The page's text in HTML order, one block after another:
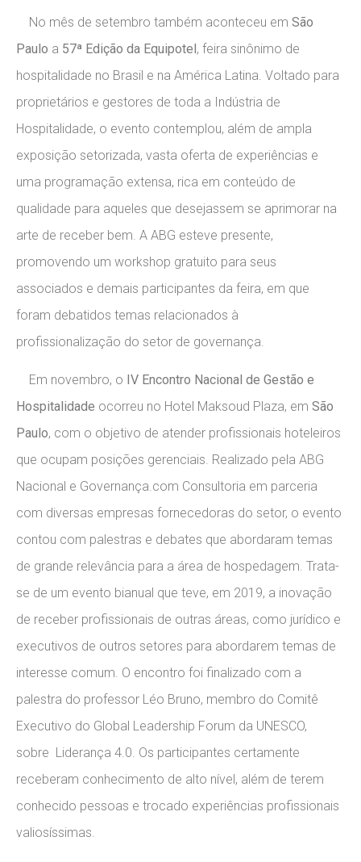
No mês de setembro também aconteceu em São
Paulo a 57ª Edição da Equipotel, feira sinônimo de
hospitalidade no Brasil e na América Latina. Voltado para
proprietários e gestores de toda a Indústria de
Hospitalidade, o evento contemplou, além de ampla
exposição setorizada, vasta oferta de experiências e
uma programação extensa, rica em conteúdo de
qualidade para aqueles que desejassem se aprimorar na
arte de receber bem. A ABG esteve presente,
promovendo um workshop gratuito para seus
associados e demais participantes da feira, em que
foram debatidos temas relacionados à
profissionalização do setor de governança.
Em novembro, o IV Encontro Nacional de Gestão e
Hospitalidade ocorreu no Hotel Maksoud Plaza, em São
Paulo, com o objetivo de atender profissionais hoteleiros
que ocupam posições gerenciais. Realizado pela ABG
Nacional e Governança.com Consultoria em parceria
com diversas empresas fornecedoras do setor, o evento
contou com palestras e debates que abordaram temas
de grande relevância para a área de hospedagem. Trata-
se de um evento bianual que teve, em 2019, a inovação
de receber profissionais de outras áreas, como jurídico e
executivos de outros setores para abordarem temas de
interesse comum. O encontro foi finalizado com a
palestra do professor Léo Bruno, membro do Comitê
Executivo do Global Leadership Forum da UNESCO,
sobre Liderança 4.0. Os participantes certamente
receberam conhecimento de alto nível, além de terem
conhecido pessoas e trocado experiências profissionais
valiosíssimas.